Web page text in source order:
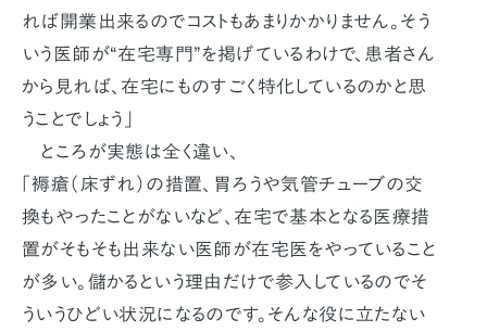
れば開業出来るのでコストもあまりかかりません。そう
いう医師が“在宅専門”を掲げているわけで、患者さん
から見れば、在宅にものすごく特化しているのかと思
うことでしょう」
ところが実態は全く違い、
「褥瘡（床ずれ）の措置、胃ろうや気管チューブの交
換もやったことがないなど、在宅で基本となる医療措
置がそもそも出来ない医師が在宅医をやっていること
が多い。儲かるという理由だけで参入しているのでそ
ういうひどい状況になるのです。そんな役に立たない